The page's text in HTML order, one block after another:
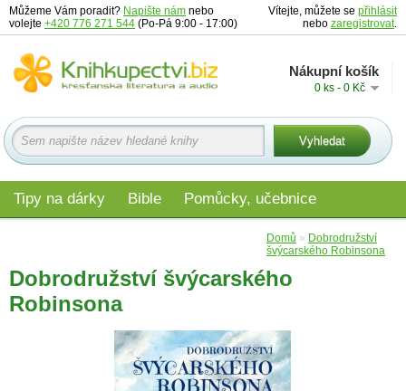
Můžeme Vám poradit? Napište nám nebo
volejte +420 776 271 544 (Po-Pá 9:00 - 17:00)
Vítejte, můžete se přihlásit
nebo zaregistrovat.
Nákupní košík
0 ks - 0 Kč
Tipy na dárky Bible Pomůcky, učebnice
Domů » Dobrodružství
švýcarského Robinsona
Dobrodružství švýcarského
Robinsona